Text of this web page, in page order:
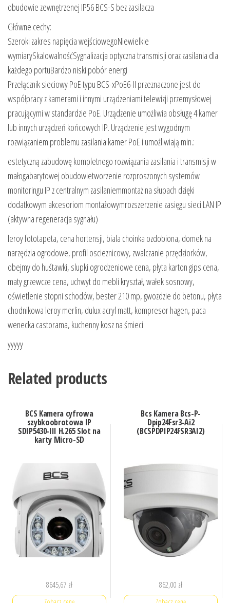
obudowie zewnętrzenej IP56 BCS-S bez zasilacza
Główne cechy:
Szeroki zakres napięcia wejściowegoNiewielkie
wymiarySkalowalnośćSygnalizacja optyczna transmisji oraz zasilania dla
każdego portuBardzo niski pobór energi
Przełącznik sieciowy PoE typu BCS-xPoE6-II przeznaczone jest do
współpracy z kamerami i innymi urządzeniami telewizji przemysłowej
pracującymi w standardzie PoE. Urządzenie umożliwia obsługę 4 kamer
lub innych urządzeń końcowych IP. Urządzenie jest wygodnym
rozwiązaniem problemu zasilania kamer PoE i umożliwiają min.:
estetyczną zabudowę kompletnego rozwiązania zasilania i transmisji w
małogabarytowej obudowietworzenie rozproszonych systemów
monitoringu IP z centralnym zasilaniemmontaż na słupach dzięki
dodatkowym akcesoriom montażowymrozszerzenie zasięgu sieci LAN IP
(aktywna regeneracja sygnału)
leroy fototapeta, cena hortensji, biala choinka ozdobiona, domek na
narzędzia ogrodowe, profil oscieznicowy, zwalczanie przędziorków,
obejmy do huśtawki, slupki ogrodzeniowe cena, płyta karton gips cena,
maty grzewcze cena, uchwyt do mebli kryształ, wałek sosnowy,
oświetlenie stopni schodów, bester 210 mp, gwozdzie do betonu, płyta
chodnikowa leroy merlin, dulux acryl matt, kompresor hagen, paca
wenecka castorama, kuchenny kosz na śmieci
yyyyy
Related products
BCS Kamera cyfrowa
szybkoobrotowa IP
SDIP5430-III H.265 Slot na
karty Micro-SD
8645,67 zł
Bcs Kamera Bcs-P-
Dpip24Fsr3-Ai2
(BCSPDPIP24FSR3AI2)
862,00 zł